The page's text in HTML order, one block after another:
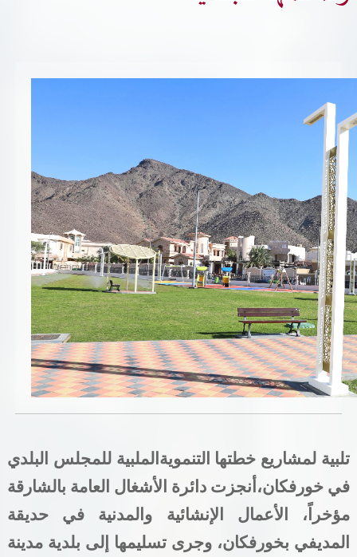
سياسة النظام الإداري المتكامل
سياسة أمن المعلومات
سياسة الموردين و المشتريات
سياسة نظام إدارة المرافق
مشاريع الدائرة
المنشآت العمرانية
خدمات الدائرة
خدمات الأفراد
خدمات الشركات
خدمات الجهات الحكومية
تلبية لمشاريع خطتها التنمويةالملبية للمجلس البلدي
في خورفكان،أنجزت دائرة الأشغال العامة بالشارقة
مؤخراً، الأعمال الإنشائية والمدنية في حديقة
المديفي بخورفكان، وجرى تسليمها إلى بلدية مدينة